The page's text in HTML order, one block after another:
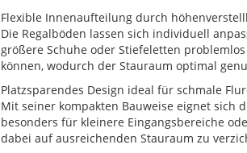
Flexible Innenaufteilung durch
Die Regalböden lassen sich individuell
größere Schuhe oder Stiefeletten
können, wodurch der Stauraum optimal
Platzsparendes Design ideal für schmale
Mit seiner kompakten Bauweise eignet sich
besonders für kleinere Eingangsbereiche
dabei auf ausreichenden Stauraum zu